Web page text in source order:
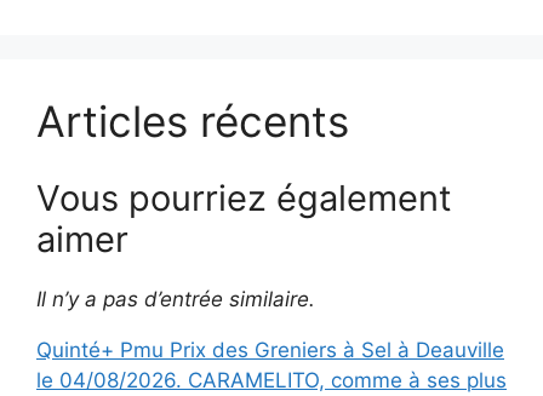
Articles récents
Vous pourriez également
aimer
Il n’y a pas d’entrée similaire.
Quinté+ Pmu Prix des Greniers à Sel à Deauville
le 04/08/2026. CARAMELITO, comme à ses plus